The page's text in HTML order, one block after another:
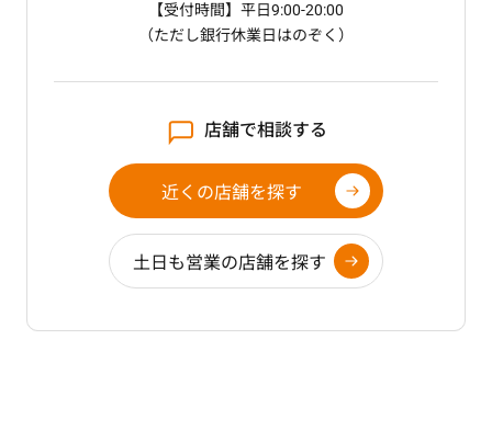
【受付時間】平日9:00-20:00
（ただし銀行休業日はのぞく）
店舗で相談する
近くの店舗を探す
土日も営業の店舗を探す